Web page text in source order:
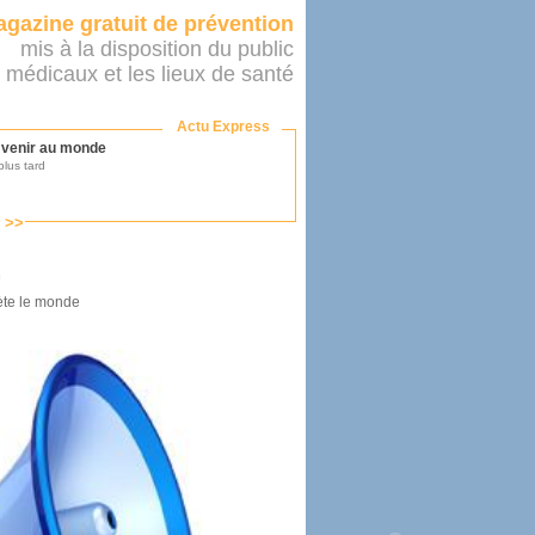
gratuit de prévention
mis à la disposition du public
et les lieux de santé
Actu Express
>>
au monde
tard
par le ministère...
son médecin
le monde